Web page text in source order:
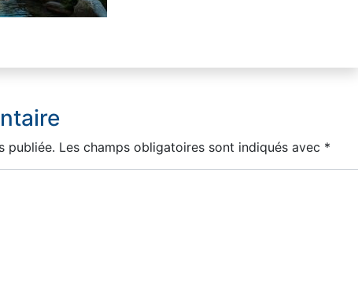
publiée. Les champs obligatoires sont indiqués avec *